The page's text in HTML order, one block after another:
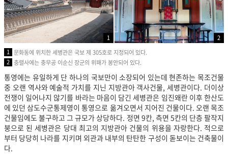
1
2
1 문화동에 위치한 세병관은 국보 제 305호로 지정되어 있다.
2 충렬사에는 충무공 이순신 장군의 위패가 봉안되어 있다.
통영에는 유일하게 단 하나의 국보만이 소장되어 있는데 현존하는 목조건물
중 오랜 역사와 예술적 가치를 지닌 지방관아 객사건물, 세병관이다. 더이상
전쟁이 일어나지 않기를 바라는 마음이 담긴 세병관은 임진왜란 이후 한산도
에 있던 삼도수군통제영이 통영으로 옮겨오면서 지어진 건물이다. 오랜 목조
건물임에도 불구하고 그 규모가 상당하다. 정면 9칸, 측면 5칸의 단층 팔작지
붕으로 된 세병관은 당대 최고의 지방관아 건물의 위용을 자랑한다. 적으로
부터 당당히 나라를 지키며 외관과 내부의 탄탄한 구성이 돋보이는 건축물이
다.